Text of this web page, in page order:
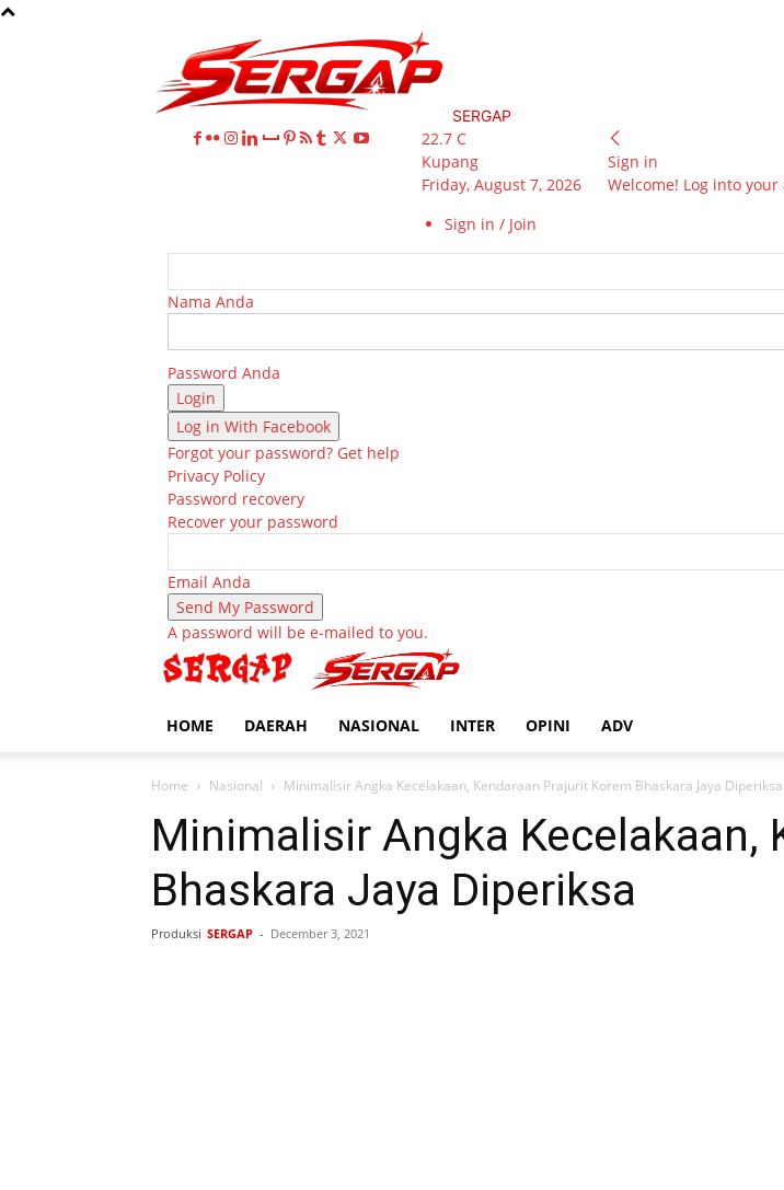
SERGAP
22.7 C
Kupang
Friday, August 7, 2026
Sign in / Join
Sign in
Welcome! Log into your
Nama Anda
Password Anda
Log in With Facebook
Forgot your password? Get help
Privacy Policy
Password recovery
Recover your password
Email Anda
A password will be e-mailed to you.
HOME DAERAH NASIONAL INTER OPINI ADV
Home Nasional Minimalisir Angka Kecelakaan, Kendaraan Prajurit Korem Bhaskara Jaya Diperiksa
Minimalisir Angka Kecelakaan,
Bhaskara Jaya Diperiksa
Produksi SERGAP - December 3, 2021